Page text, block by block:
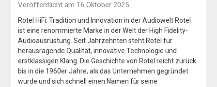
Veröffentlicht am 16 Oktober 2025
Rotel HiFi: Tradition und Innovation in der Audiowelt Rotel
ist eine renommierte Marke in der Welt der High Fidelity-
Audioausrüstung. Seit Jahrzehnten steht Rotel für
herausragende Qualität, innovative Technologie und
erstklassigen Klang. Die Geschichte von Rotel reicht zurück
bis in die 1960er Jahre, als das Unternehmen gegründet
wurde und sich schnell einen Namen für seine